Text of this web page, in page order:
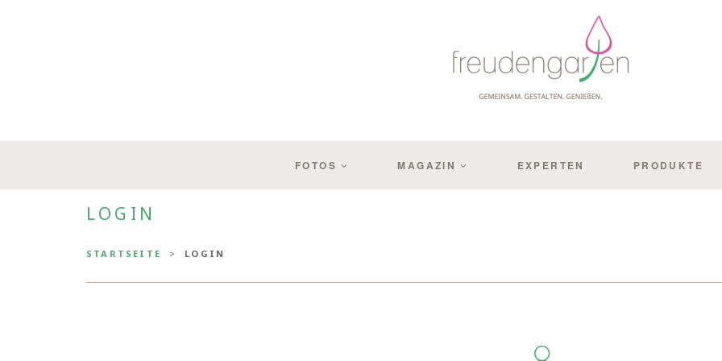
FOTOS MAGAZIN EXPERTEN PRODUKTE
LOGIN
STARTSEITE LOGIN